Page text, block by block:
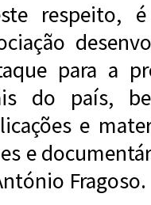
respeito,
para a
do país,
e
e
Fragoso.